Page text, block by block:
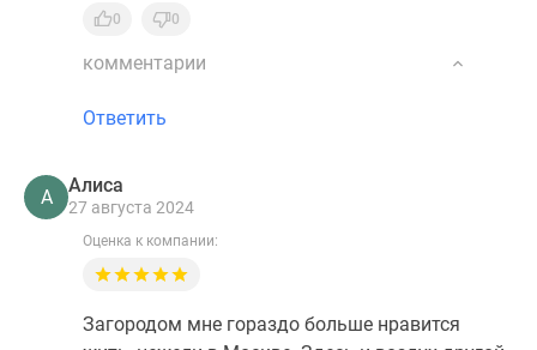
0 0
комментарии
Ответить
А
Алиса
27 августа 2024
Оценка к компании:
Загородом мне гораздо больше нравится